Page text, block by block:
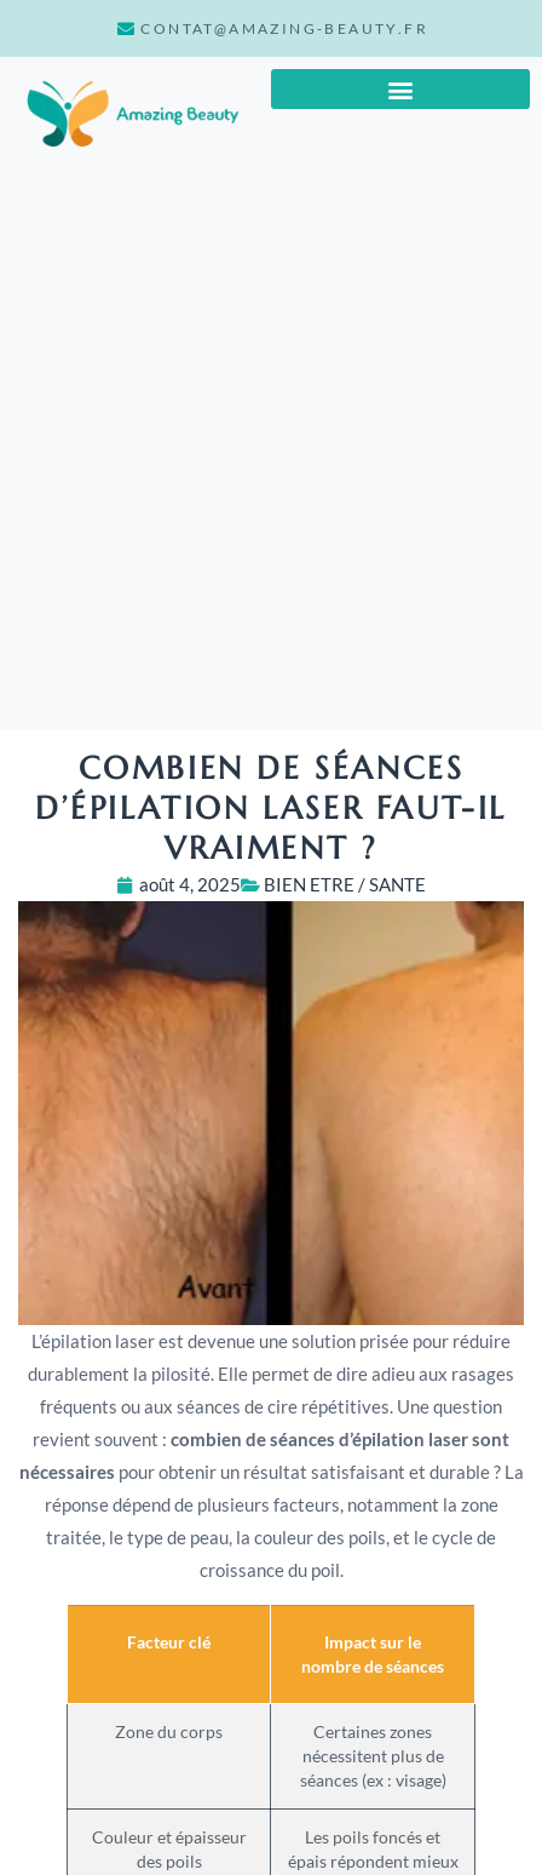
CONTAT@AMAZING-BEAUTY.FR
COMBIEN DE SÉANCES
D’ÉPILATION LASER FAUT-IL
VRAIMENT ?
août 4, 2025 BIEN ETRE / SANTE
L’épilation laser est devenue une solution prisée pour réduire
durablement la pilosité. Elle permet de dire adieu aux rasages
fréquents ou aux séances de cire répétitives. Une question
revient souvent : combien de séances d’épilation laser sont
nécessaires pour obtenir un résultat satisfaisant et durable ? La
réponse dépend de plusieurs facteurs, notamment la zone
traitée, le type de peau, la couleur des poils, et le cycle de
croissance du poil.
Facteur clé
Impact sur le
nombre de séances
Zone du corps
Certaines zones
nécessitent plus de
séances (ex : visage)
Couleur et épaisseur
des poils
Les poils foncés et
épais répondent mieux